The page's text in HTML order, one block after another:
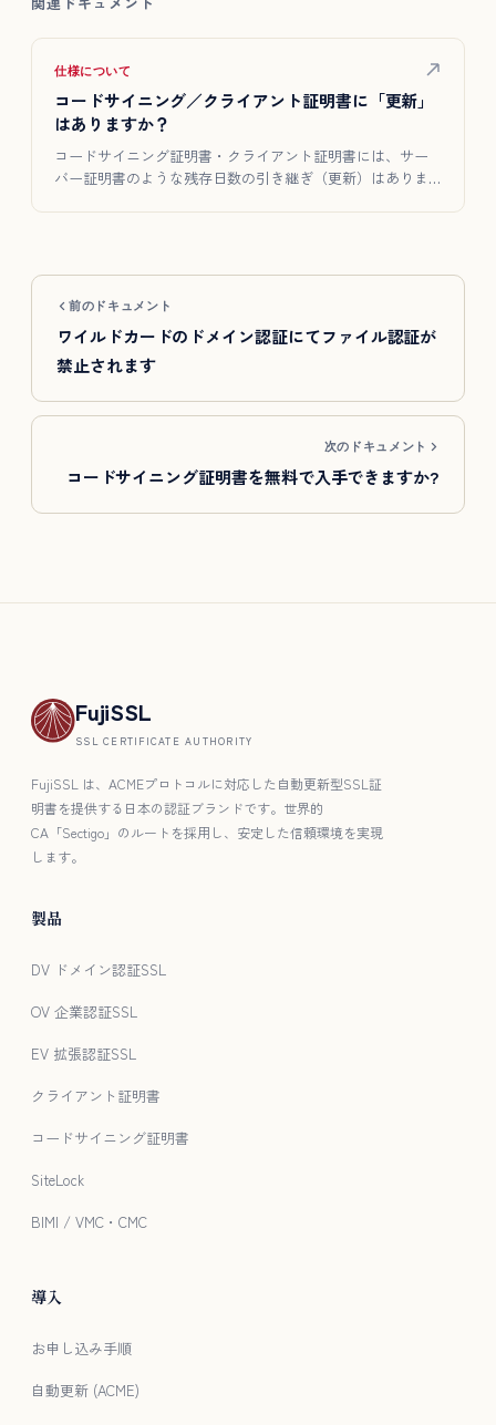
仕様について
コードサイニング／クライアント証明書に「更新」
はありますか？
コードサイニング証明書・クライアント証明書には、サー
バー証明書のような残存日数の引き継ぎ（更新）はありま
前のドキュメント
ワイルドカードのドメイン認証にてファイル認証が
禁止されます
次のドキュメント
コードサイニング証明書を無料で入手できますか?
FujiSSL
SSL CERTIFICATE AUTHORITY
FujiSSL は、ACMEプロトコルに対応した自動更新型SSL証
明書を提供する日本の認証ブランドです。世界的
CA「Sectigo」のルートを採用し、安定した信頼環境を実現
します。
製品
DV ドメイン認証SSL
OV 企業認証SSL
EV 拡張認証SSL
クライアント証明書
コードサイニング証明書
SiteLock
BIMI / VMC・CMC
導入
お申し込み手順
自動更新 (ACME)